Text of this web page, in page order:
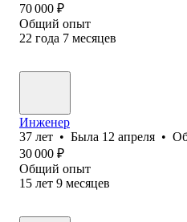
70 000 ₽
Общий опыт
22 года 7 месяцев
Инженер
37 лет • Была 12 апреля •
30 000 ₽
Общий опыт
15 лет 9 месяцев